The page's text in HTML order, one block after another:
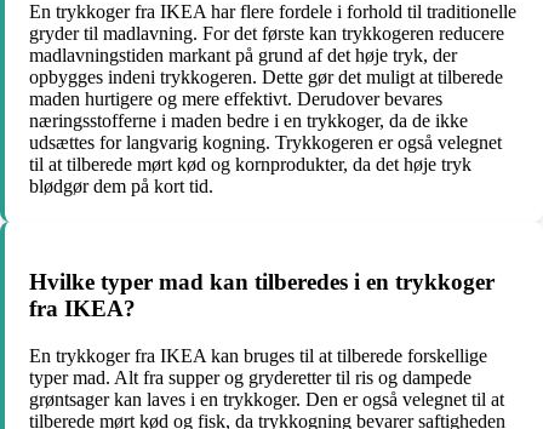
En trykkoger fra IKEA har flere fordele i forhold til traditionelle
gryder til madlavning. For det første kan trykkogeren reducere
madlavningstiden markant på grund af det høje tryk, der
opbygges indeni trykkogeren. Dette gør det muligt at tilberede
maden hurtigere og mere effektivt. Derudover bevares
næringsstofferne i maden bedre i en trykkoger, da de ikke
udsættes for langvarig kogning. Trykkogeren er også velegnet
til at tilberede mørt kød og kornprodukter, da det høje tryk
blødgør dem på kort tid.
Hvilke typer mad kan tilberedes i en trykkoger
fra IKEA?
En trykkoger fra IKEA kan bruges til at tilberede forskellige
typer mad. Alt fra supper og gryderetter til ris og dampede
grøntsager kan laves i en trykkoger. Den er også velegnet til at
tilberede mørt kød og fisk, da trykkogning bevarer saftigheden